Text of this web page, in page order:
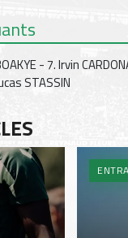
- 7. Irvin
STASSIN